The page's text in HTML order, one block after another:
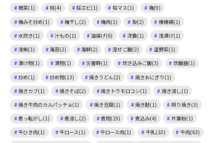
根菜(1)
桃(4) 桜エビ(1) 桜マス(1)
梅(9)
梅みそ炒め(1)
梅干し(2) 梅肉(1) 梨(2)
棒棒鶏(1)
水炊き(1)
汁もの(1) 油揚げ(6) 洋食(1)
浅漬け(1)
浅蜊(1)
海苔(2) 海鮮(2) 混ぜご飯(2)
温野菜(1)
漬け物(1)
漬物(1) 災害時(1) 炊き込みご飯(3)
炊飯器(1)
炒め(1)
炒め物(13) 焼きうどん(2)
焼きおにぎり(1)
焼きカブ(1)
焼きそば(2) 焼きトウモロコシ(1)
焼き浸し(1)
焼き牛肉のカルパッチョ(1)
焼き豆腐(1) 焼き麩(1)
照り焼き(3)
煮っ転がし(1)
煮浸し(2) 煮物(19) 煮込み(4)
片栗粉(1)
牛ひき肉(1)
牛ロース(1) 牛ロース肉(1) 牛乳(10)
牛肉(63)